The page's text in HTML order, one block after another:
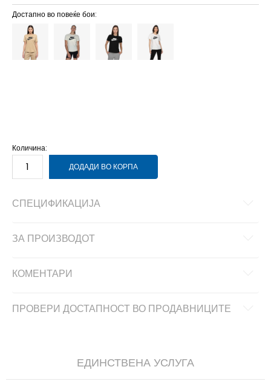
Достапно во повеќе бои:
Количина:
ДОДАДИ ВО КОРПА
СПЕЦИФИКАЦИЈА
ЗА ПРОИЗВОДОТ
КОМЕНТАРИ
ПРОВЕРИ ДОСТАПНОСТ ВО ПРОДАВНИЦИТЕ
ЕДИНСТВЕНА УСЛУГА